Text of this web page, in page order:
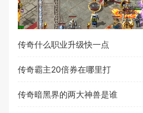
传奇什么职业升级快一点
传奇霸主20倍券在哪里打
传奇暗黑界的两大神兽是谁